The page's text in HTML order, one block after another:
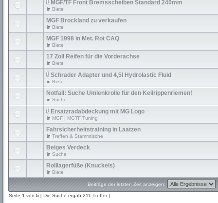
MGF/TF Front Bremsscheiben Standard 240mm
in Biete
MGF Brockland zu verkaufen
in Biete
MGF 1998 in Met. Rot CAQ
in Biete
17 Zoll Reifen für die Vorderachse
in Biete
Schrader Adapter und 4,5l Hydrolastic Fluid
in Biete
Notfall: Suche Umlenkrolle für den Keilrippenriemen!
in Suche
Ersatzradabdeckung mit MG Logo
in MGF | MGTF Tuning
Fahrsicherheitstraining in Laatzen
in Treffen & Stammtische
Beiges Verdeck
in Suche
Rolllagerfüße (Knuckels)
in Biete
Beiträge der letzten Zeit anzeigen:
Seite 1 von 5 [ Die Suche ergab 211 Treffer ]